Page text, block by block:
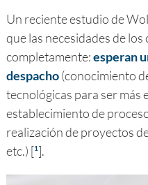
Un reciente estudio de
que las necesidades de
completamente:esperan
despacho(conocimiento
tecnológicas para ser
establecimiento de
realización de proyectos
etc.) [1].